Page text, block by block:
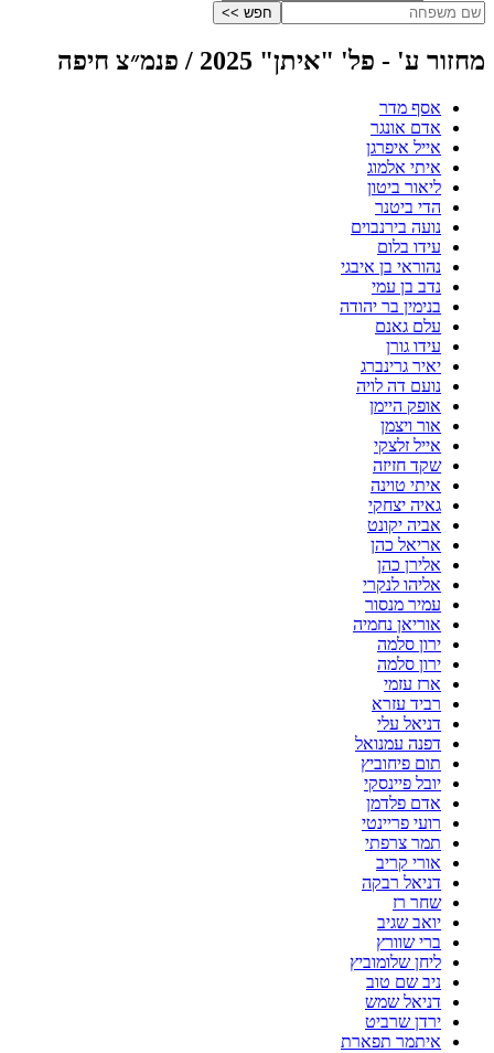
מחזור ע' - פל' "איתן" 2025 / פנמ״צ חיפה
אסף מדר
אדם אונגר
אייל איפרגן
איתי אלמוג
ליאור ביטון
הדי ביטנר
נועה בירנבוים
עידו בלום
נהוראי בן איבגי
נדב בן עמי
בנימין בר יהודה
עלם גאנם
עידו גורן
יאיר גרינברג
נועם דה לויה
אופק היימן
אור ויצמן
אייל זלצקי
שקד חזיזה
איתי טוינה
גאיה יצחקי
אביה יקונט
אריאל כהן
אלירן כהן
אליהו לנקרי
עמיר מנסור
אוריאן נחמיה
ירון סלמה
ירון סלמה
ארז עזמי
רביד עזרא
דניאל עלי
דפנה עמנואל
תום פיחוביץ
יובל פיינסקי
אדם פלדמן
רועי פריינטי
תמר צרפתי
אורי קריב
דניאל רבקה
שחר רז
יואב שגיב
ברי שוורץ
ליחן שלומוביץ
ניב שם טוב
דניאל שמש
ירדן שרביט
איתמר תפארת